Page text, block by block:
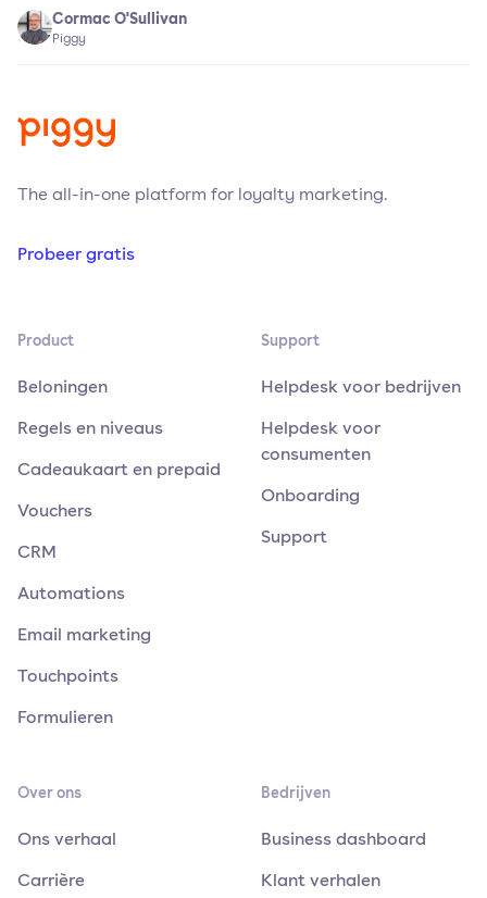
Cormac O'Sullivan
Piggy
The all-in-one platform for loyalty marketing.
Probeer gratis
Product
Beloningen
Regels en niveaus
Cadeaukaart en prepaid
Vouchers
CRM
Automations
Email marketing
Touchpoints
Formulieren
Support
Helpdesk voor bedrijven
Helpdesk voor
consumenten
Onboarding
Support
Over ons
Ons verhaal
Carrière
Bedrijven
Business dashboard
Klant verhalen